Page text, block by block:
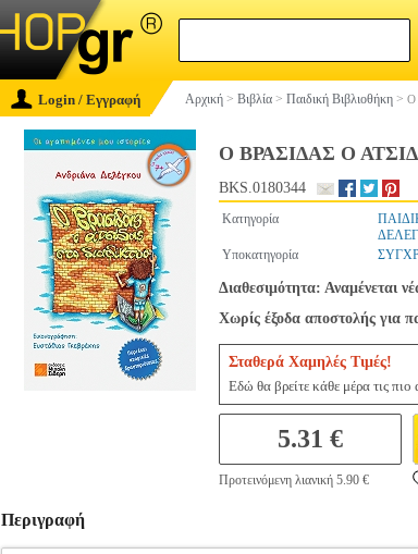
Login / Εγγραφή Αρχική > Βιβλία > Παιδική Βιβλιοθήκη > Ο
Ο ΒΡΑΣΙΔΑΣ Ο
BKS.0180344
Κατηγορία
Υποκατηγορία
Διαθεσιμότητα: Αναμένεται
Χωρίς έξοδα αποστολής για
Σταθερά Χαμηλές Τιμές!
Εδώ θα βρείτε κάθε μέρα τις πιο
5.31 €
Προτεινόμενη λιανική 5.90 €
Περιγραφή